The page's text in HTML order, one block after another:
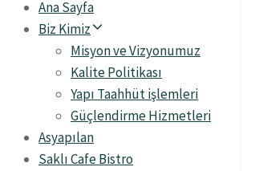
Ana Sayfa
Biz Kimiz
Misyon ve Vizyonumuz
Kalite Politikası
Yapı Taahhüt işlemleri
Güçlendirme Hizmetleri
Asyapılan
Saklı Cafe Bistro